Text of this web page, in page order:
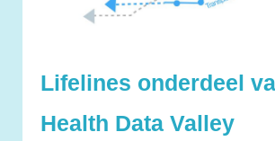
Lifelines onderdeel
Health Data Valley